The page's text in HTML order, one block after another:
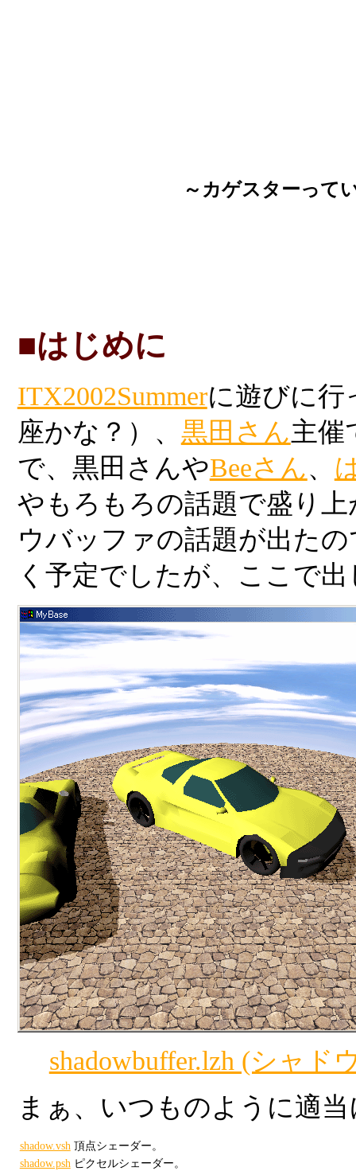
～カゲスターって
■はじめに
ITX2002Summerに遊びに行
座かな？）、 黒田さん主催
で、黒田さんやBeeさん、
やもろもろの話題で盛り
ウバッファの話題が出た
く予定でしたが、ここで
shadowbuffer.lzh (シャ
まぁ、いつものように適
shadow.vsh 頂点シェーダー。
shadow.psh ピクセルシェーダー。